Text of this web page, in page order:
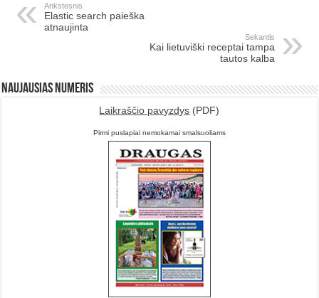
Ankstesnis
Elastic search paieška
atnaujinta
Sekantis
Kai lietuviški receptai tampa
tautos kalba
Naujausias numeris
Laikraščio pavyzdys (PDF)
Pirmi puslapiai nemokamai smalsuoliams